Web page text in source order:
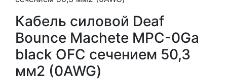
Кабель силовой Deaf
Bounce Machete MPC-0Ga
black OFC сечением 50,3
мм2 (0AWG)